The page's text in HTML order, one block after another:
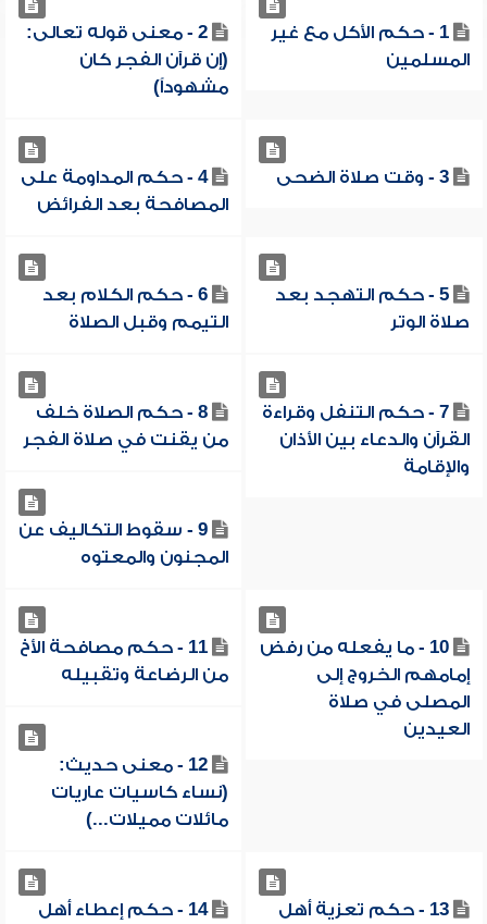
1 - حكم الأكل مع غير
المسلمين
2 - معنى قوله تعالى:
(إن قرآن الفجر كان
مشهوداً)
3 - وقت صلاة الضحى
4 - حكم المداومة على
المصافحة بعد الفرائض
5 - حكم التهجد بعد
صلاة الوتر
6 - حكم الكلام بعد
التيمم وقبل الصلاة
7 - حكم التنفل وقراءة
القرآن والدعاء بين الأذان
والإقامة
8 - حكم الصلاة خلف
من يقنت في صلاة الفجر
9 - سقوط التكاليف عن
المجنون والمعتوه
10 - ما يفعله من رفض
إمامهم الخروج إلى
المصلى في صلاة
العيدين
11 - حكم مصافحة الأخ
من الرضاعة وتقبيله
12 - معنى حديث:
(نساء كاسيات عاريات
مائلات مميلات...)
13 - حكم تعزية أهل 14 - حكم إعطاء أهل